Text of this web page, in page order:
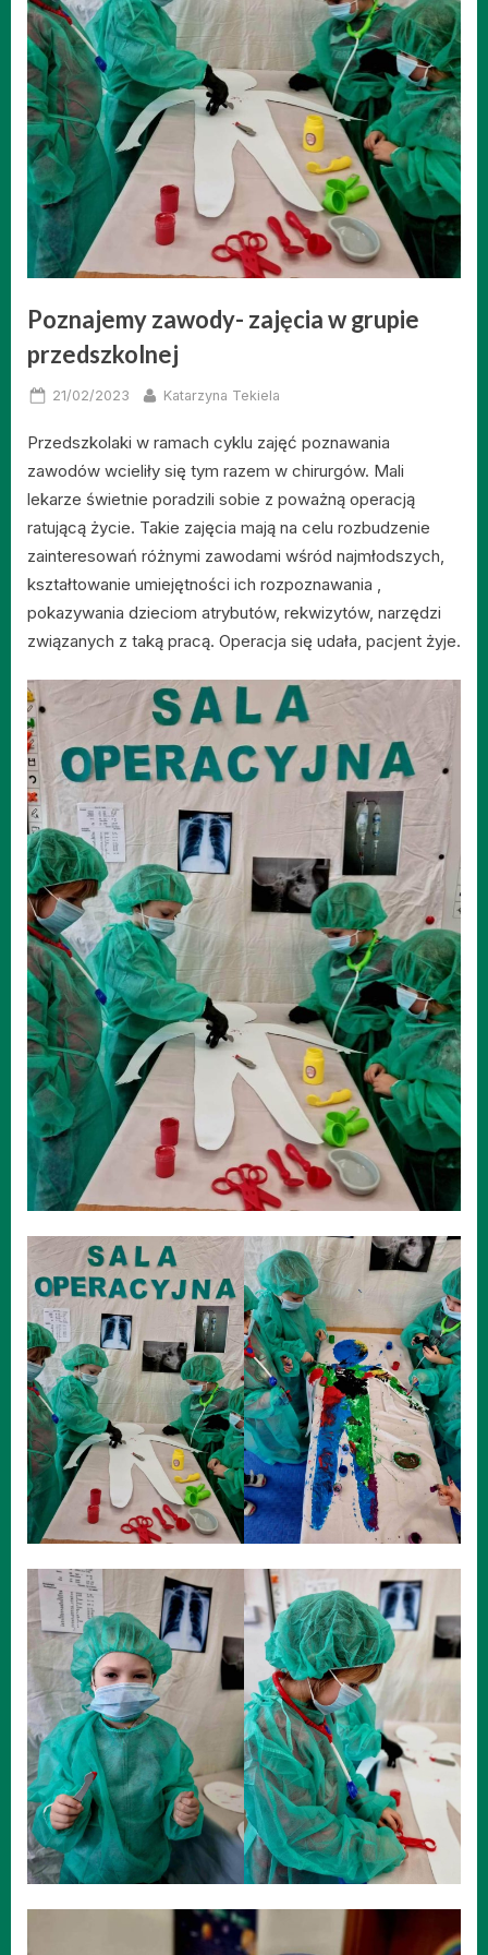
Poznajemy zawody- zajęcia w grupie
przedszkolnej
Posted
21/02/2023 By
Katarzyna Tekiela
Przedszkolaki w ramach cyklu zajęć poznawania
zawodów wcieliły się tym razem w chirurgów. Mali
lekarze świetnie poradzili sobie z poważną operacją
ratującą życie. Takie zajęcia mają na celu rozbudzenie
zainteresowań różnymi zawodami wśród najmłodszych,
kształtowanie umiejętności ich rozpoznawania ,
pokazywania dzieciom atrybutów, rekwizytów, narzędzi
związanych z taką pracą. Operacja się udała, pacjent żyje.